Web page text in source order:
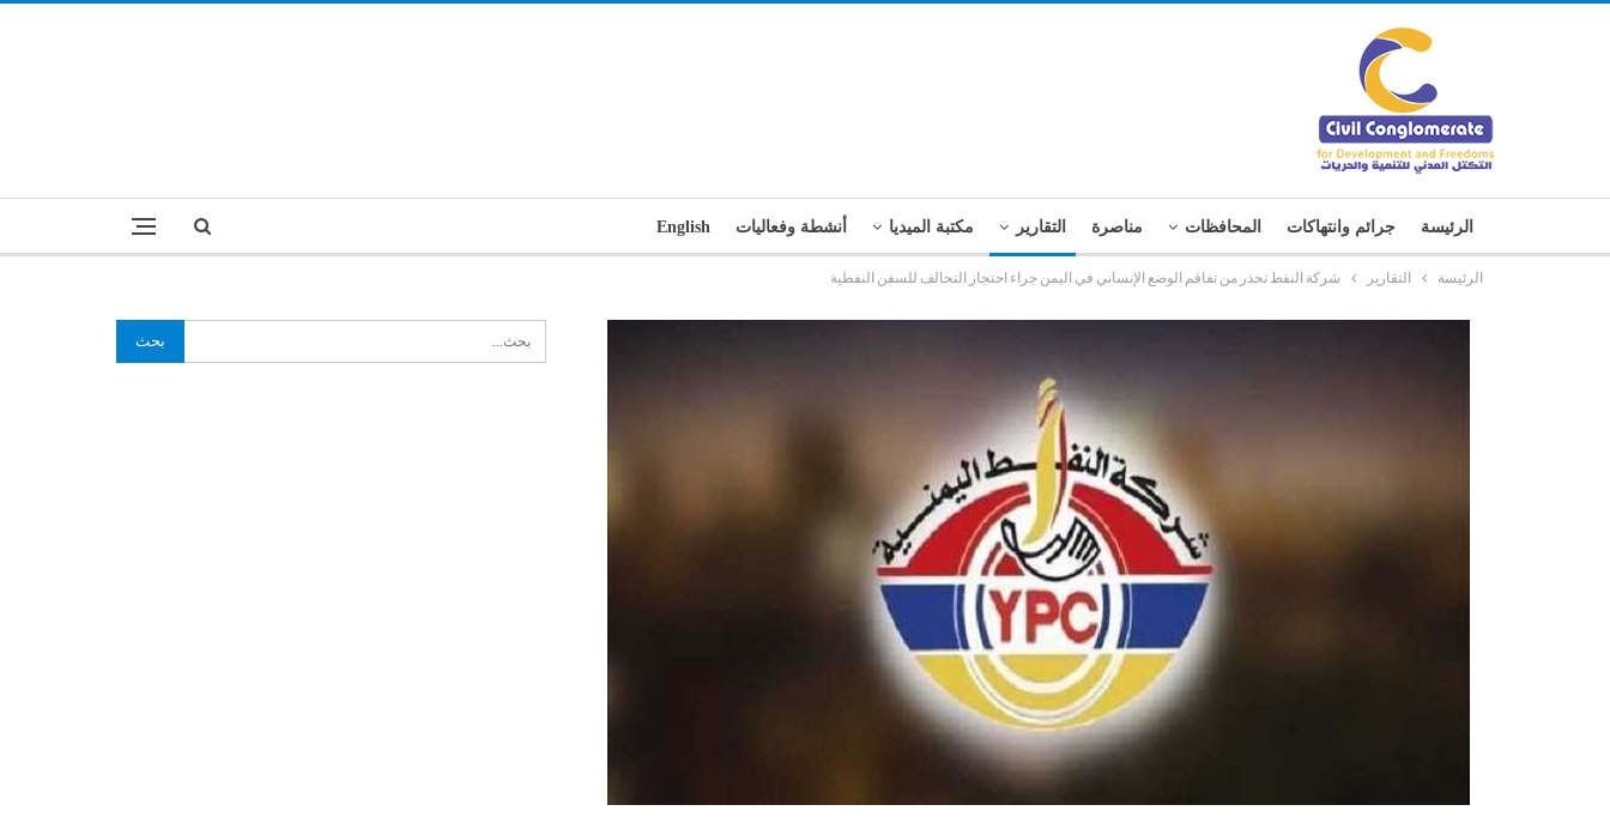
الرئيسة جرائم وانتهاكات المحافظات مناصرة التقارير مكتبة الميديا أنشطة وفعاليات English
الرئيسة التقارير شركة النفط تحذر من تفاقم الوضع الإنساني في اليمن جراء احتجاز التحالف للسفن النفطية